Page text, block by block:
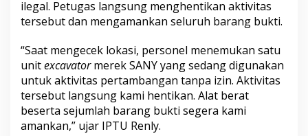
ilegal. Petugas langsung menghentikan aktivitas
tersebut dan mengamankan seluruh barang bukti.
“Saat mengecek lokasi, personel menemukan satu
unitexcavatormerek SANY yang sedang digunakan
untuk aktivitas pertambangan tanpa izin. Aktivitas
tersebut langsung kami hentikan. Alat berat
beserta sejumlah barang bukti segera kami
amankan,” ujar IPTU Renly.